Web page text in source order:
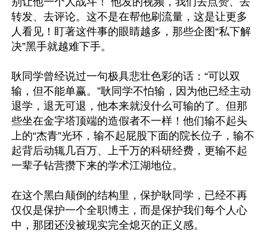
转发、去评论。这不是在帮他刷流量，这是让更多
人看见！盯著这件事的眼睛越多，那些企图“私下解
决”黑手就越难下手。
耿同学曾经说过一句极具悲壮色彩的话：“可以双
输，但不能单赢。”耿同学不怕输，因为他已经主动
退学，退无可退，他本来就没什么可输的了。但那
些坐在金字塔顶端的造假者不一样！他们输不起头
上的“杰青”光环，输不起屁股下面的院长位子，输不
起背后动辄几百万、上千万的科研经费，更输不起
一辈子钻营攒下来的学术江湖地位。
在这个黑白颠倒的结构里，保护耿同学，已经不再
仅仅是保护一个全职博主，而是保护我们每个人心
中，那团还没被现实完全熄灭的正义感。